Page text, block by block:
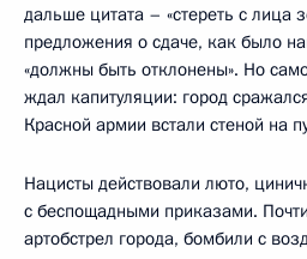
дальше цитата – «стереть с лица
предложения о сдаче, как было
«должны быть отклонены». Но
ждал капитуляции: город
Красной армии встали стеной на
Нацисты действовали люто,
с беспощадными приказами.
артобстрел города, бомбили с